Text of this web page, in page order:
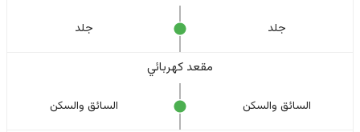
جلد جلد
مقعد كهربائي
السائق والسکن السائق والسکن